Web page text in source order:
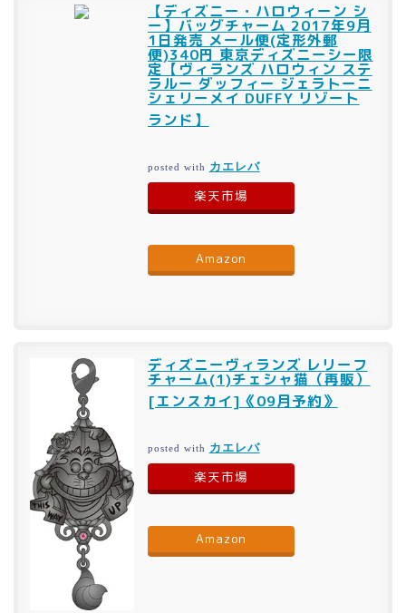
【ディズニー・ハロウィーン シ
ー】バッグチャーム 2017年9月
1日発売 メール便(定形外郵
便)340円 東京ディズニーシー限
定【ヴィランズ ハロウィン ステ
ラルー ダッフィー ジェラトーニ
シェリーメイ DUFFY リゾート
ランド】
posted with カエレバ
楽天市場
Amazon
ディズニーヴィランズ レリーフ
チャーム(1)チェシャ猫（再販）
[エンスカイ]《09月予約》
posted with カエレバ
楽天市場
Amazon